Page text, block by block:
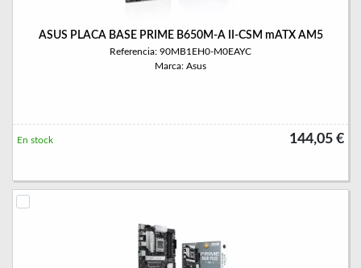
ASUS PLACA BASE PRIME B650M-A II-CSM mATX AM5
Referencia: 90MB1EH0-M0EAYC
Marca: Asus
144,05 €
En stock